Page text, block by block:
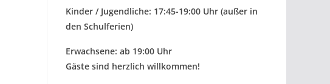
Kinder / Jugendliche: 17:45-19:00 Uhr (außer in
den Schulferien)
Erwachsene: ab 19:00 Uhr
Gäste sind herzlich willkommen!